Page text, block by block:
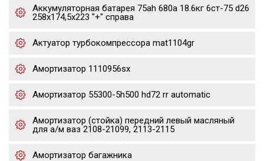
Аккумуляторная батарея 75ah 680a 18.6кг 6ст-75 d26
258x174,5x223 "+" справа
Актуатор турбокомпрессора mat1104gr
Амортизатор 1110956sx
Амортизатор 55300-5h500 hd72 rr automatic
Амортизатор (стойка) передний левый масляный
для а/м ваз 2108-21099, 2113-2115
Амортизатор багажника